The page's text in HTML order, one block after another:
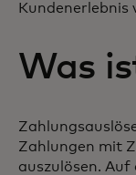
Kundenerlebnis
Was
Zahlungen mit
auszulösen. Auf